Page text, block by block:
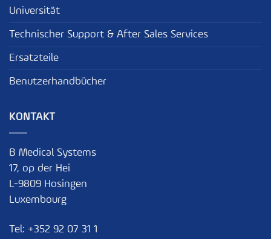
Universität
Technischer Support & After Sales Services
Ersatzteile
Benutzerhandbücher
KONTAKT
B Medical Systems
17, op der Hei
L-9809 Hosingen
Luxembourg
Tel: +352 92 07 31 1